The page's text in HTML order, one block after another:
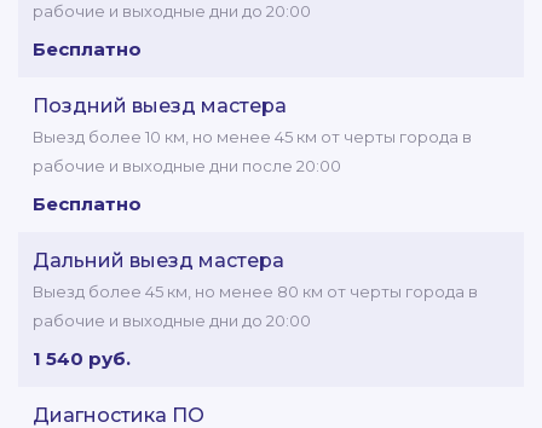
рабочие и выходные дни до 20:00
Бесплатно
Поздний выезд мастера
Выезд более 10 км, но менее 45 км от черты города в
рабочие и выходные дни после 20:00
Бесплатно
Дальний выезд мастера
Выезд более 45 км, но менее 80 км от черты города в
рабочие и выходные дни до 20:00
1 540 руб.
Диагностика ПО